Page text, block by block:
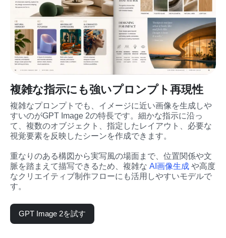
複雑な指示にも強いプロンプト再現性
複雑なプロンプトでも、イメージに近い画像を生成しや
すいのがGPT Image 2の特長です。細かな指示に沿っ
て、複数のオブジェクト、指定したレイアウト、必要な
視覚要素を反映したシーンを作成できます。
重なりのある構図から実写風の場面まで、位置関係や文
脈を踏まえて描写できるため、複雑な AI画像生成 や高度
なクリエイティブ制作フローにも活用しやすいモデルで
す。
GPT Image 2を試す